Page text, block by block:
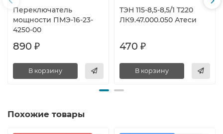
Переключатель
мощности ПМЭ-16-23-
4250-00
890 ₽
В корзину
ТЭН 115-8,5-8,5/1 Т220
ЛК9.47.000.050 Атеси
470 ₽
В корзину
Похожие товары